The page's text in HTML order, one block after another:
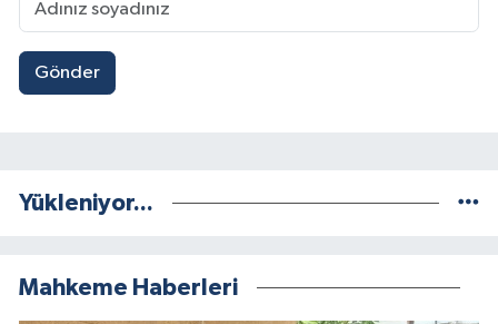
Gönder
Yükleniyor...
Mahkeme Haberleri